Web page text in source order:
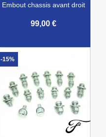
embout chassis avant droit
99,00 €
-15%